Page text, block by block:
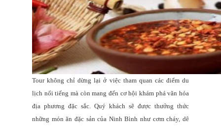
Tour không chỉ dừng lại ở việc tham quan các điểm du
lịch nổi tiếng mà còn mang đến cơ hội khám phá văn hóa
địa phương đặc sắc. Quý khách sẽ được thưởng thức
những món ăn đặc sản của Ninh Bình như cơm cháy, dê